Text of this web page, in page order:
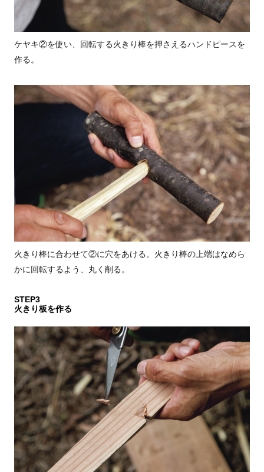
ケヤキ②を使い、回転する火きり棒を押さえるハンドピースを
作る。
火きり棒に合わせて②に穴をあける。火きり棒の上端はなめら
かに回転するよう、丸く削る。
STEP3
火きり板を作る